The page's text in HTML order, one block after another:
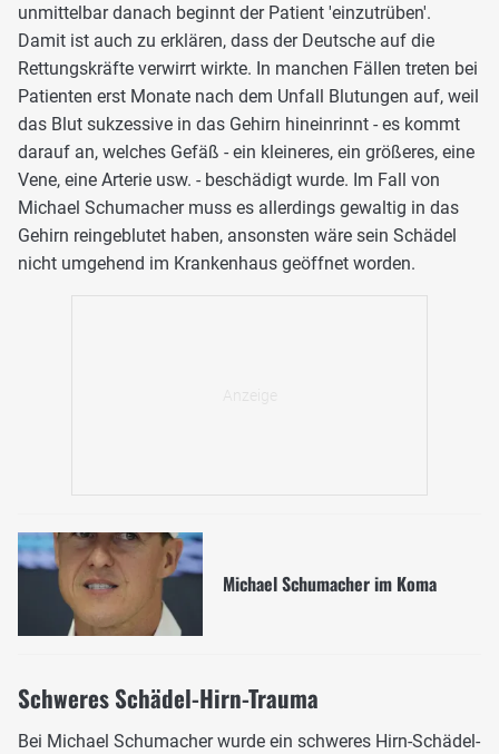
unmittelbar danach beginnt der Patient 'einzutrüben'.
Damit ist auch zu erklären, dass der Deutsche auf die
Rettungskräfte verwirrt wirkte. In manchen Fällen treten bei
Patienten erst Monate nach dem Unfall Blutungen auf, weil
das Blut sukzessive in das Gehirn hineinrinnt - es kommt
darauf an, welches Gefäß - ein kleineres, ein größeres, eine
Vene, eine Arterie usw. - beschädigt wurde. Im Fall von
Michael Schumacher muss es allerdings gewaltig in das
Gehirn reingeblutet haben, ansonsten wäre sein Schädel
nicht umgehend im Krankenhaus geöffnet worden.
Michael Schumacher im Koma
Schweres Schädel-Hirn-Trauma
Bei Michael Schumacher wurde ein schweres Hirn-Schädel-